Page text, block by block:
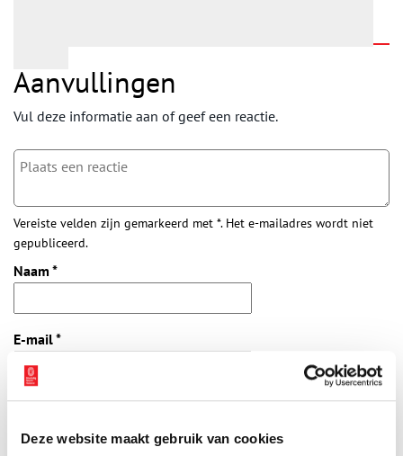
Deze website maakt gebruik van cookies
Aanvullingen
Vul deze informatie aan of geef een reactie.
Vereiste velden zijn gemarkeerd met *. Het e-mailadres wordt niet
gepubliceerd.
Naam *
E-mail*